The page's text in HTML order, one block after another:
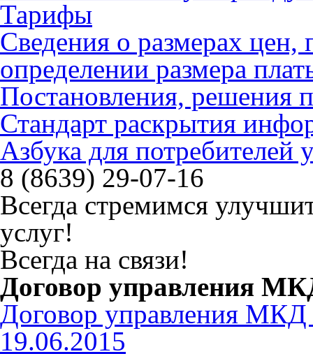
Тарифы
Сведения о размерах
определении размера
Постановления, решения
Стандарт раскрытия
Азбука для
8 (8639) 29-07-16
Всегда стремимся
услуг!
Всегда на связи!
Договор управления
Договор управления
19.06.2015